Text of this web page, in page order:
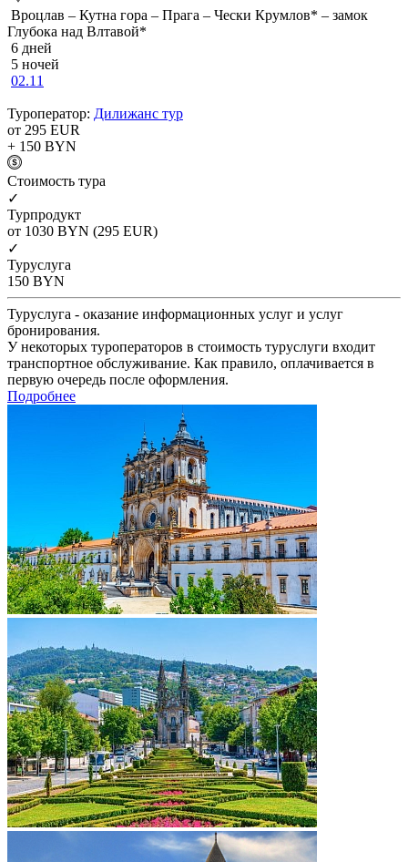
Вроцлав – Кутна гора – Прага – Чески Крумлов* – замок
Глубока над Влтавой*
6 дней
5 ночей
02.11
Туроператор: Дилижанс тур
от 295 EUR
+ 150 BYN
Cтоимость тура
✓
Турпродукт
от 1030 BYN (295 EUR)
✓
Туруслуга
150 BYN
Туруслуга - оказание информационных услуг и услуг
бронирования.
У некоторых туроператоров в стоимость туруслуги входит
транспортное обслуживание. Как правило, оплачивается в
первую очередь после оформления.
Подробнее